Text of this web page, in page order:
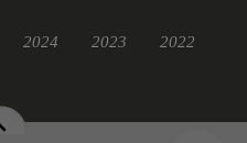
2024 2023 2022